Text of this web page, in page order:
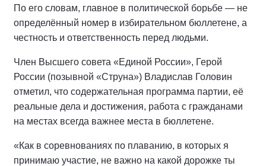
По его словам, главное в политической борьбе — не
определённый номер в избирательном бюллетене, а
честность и ответственность перед людьми.
Член Высшего совета «Единой России», Герой
России (позывной «Струна») Владислав Головин
отметил, что содержательная программа партии, её
реальные дела и достижения, работа с гражданами
на местах всегда важнее места в бюллетене.
«Как в соревнованиях по плаванию, в которых я
принимаю участие, не важно на какой дорожке ты